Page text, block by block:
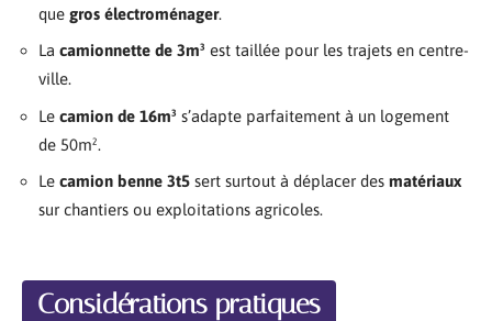
que gros électroménager.
La camionnette de 3m³ est taillée pour les trajets en centre-
ville.
Le camion de 16m³ s’adapte parfaitement à un logement
de 50m².
Le camion benne 3t5 sert surtout à déplacer des matériaux
sur chantiers ou exploitations agricoles.
Considérations pratiques